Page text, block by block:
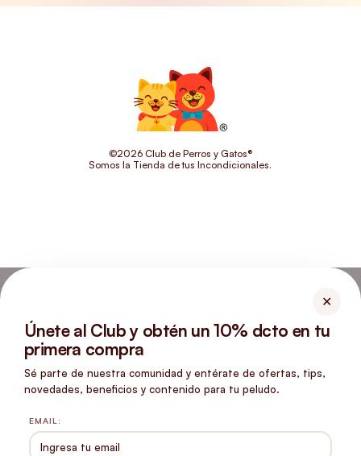
©2026 Club de Perros y Gatos®
Somos la Tienda de tus Incondicionales.
Usamos cookies para mejorar tu experiencia
✕
Únete al Club y obtén un 10% dcto en tu
primera compra
Sé parte de nuestra comunidad y entérate de ofertas, tips,
novedades, beneficios y contenido para tu peludo.
EMAIL: